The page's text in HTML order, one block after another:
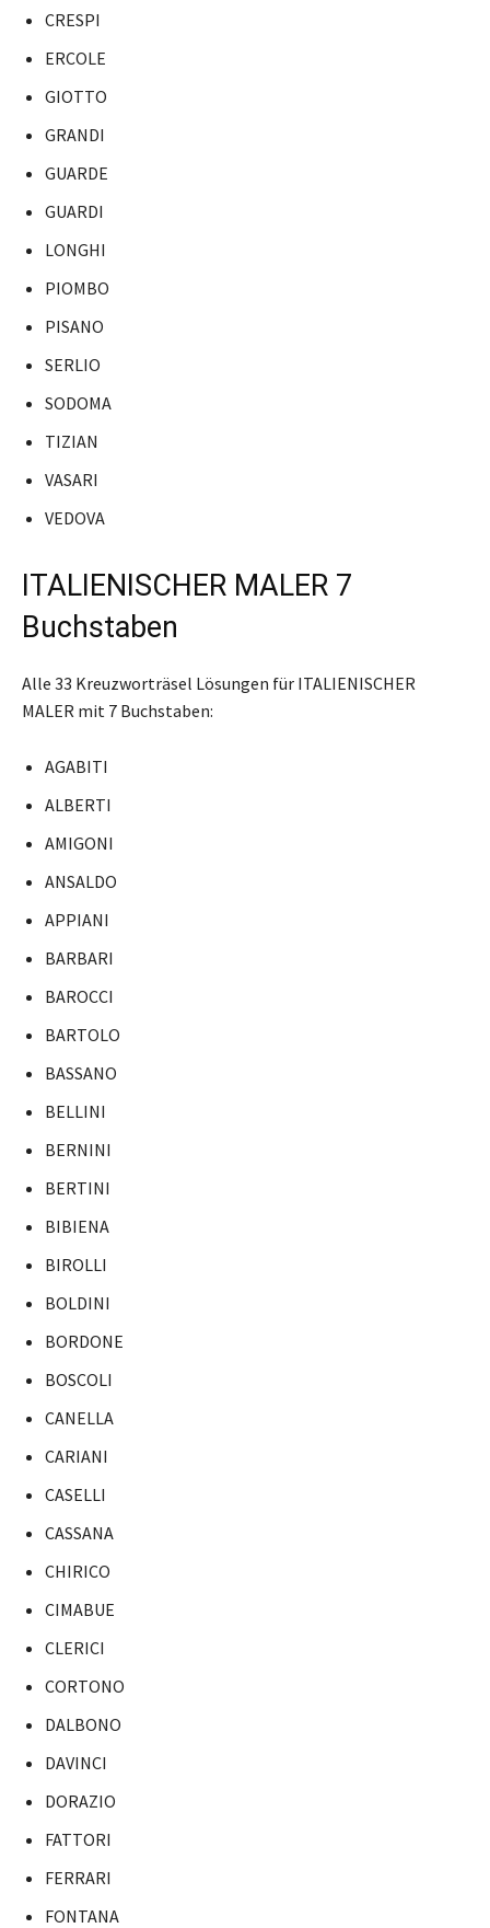
CRESPI
ERCOLE
GIOTTO
GRANDI
GUARDE
GUARDI
LONGHI
PIOMBO
PISANO
SERLIO
SODOMA
TIZIAN
VASARI
VEDOVA
ITALIENISCHER MALER 7
Buchstaben
Alle 33 Kreuzworträsel Lösungen für ITALIENISCHER
MALER mit 7 Buchstaben:
AGABITI
ALBERTI
AMIGONI
ANSALDO
APPIANI
BARBARI
BAROCCI
BARTOLO
BASSANO
BELLINI
BERNINI
BERTINI
BIBIENA
BIROLLI
BOLDINI
BORDONE
BOSCOLI
CANELLA
CARIANI
CASELLI
CASSANA
CHIRICO
CIMABUE
CLERICI
CORTONO
DALBONO
DAVINCI
DORAZIO
FATTORI
FERRARI
FONTANA